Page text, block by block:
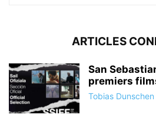
ARTICLES
San
premiers
Tobias Dunschen